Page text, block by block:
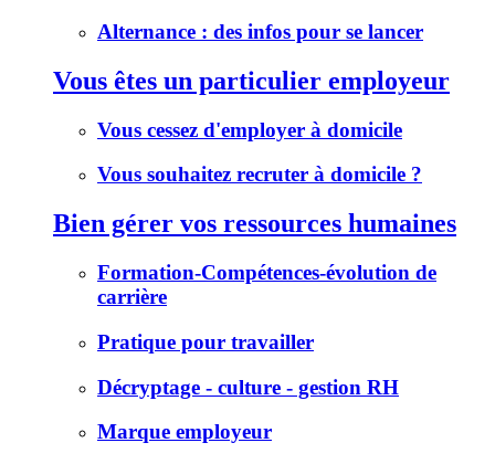
Alternance : des infos pour se lancer
Vous êtes un particulier employeur
Vous cessez d'employer à domicile
Vous souhaitez recruter à domicile ?
Bien gérer vos ressources humaines
Formation-Compétences-évolution de
carrière
Pratique pour travailler
Décryptage - culture - gestion RH
Marque employeur